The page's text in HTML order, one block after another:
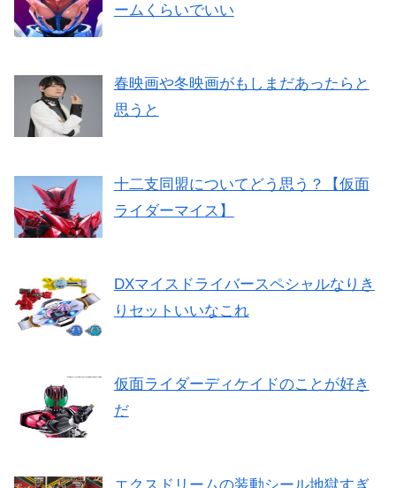
ームくらいでいい
春映画や冬映画がもしまだあったらと
思うと
十二支同盟についてどう思う？【仮面
ライダーマイス】
DXマイスドライバースペシャルなりき
りセットいいなこれ
仮面ライダーディケイドのことが好き
だ
エクスドリームの装動シール地獄すぎ